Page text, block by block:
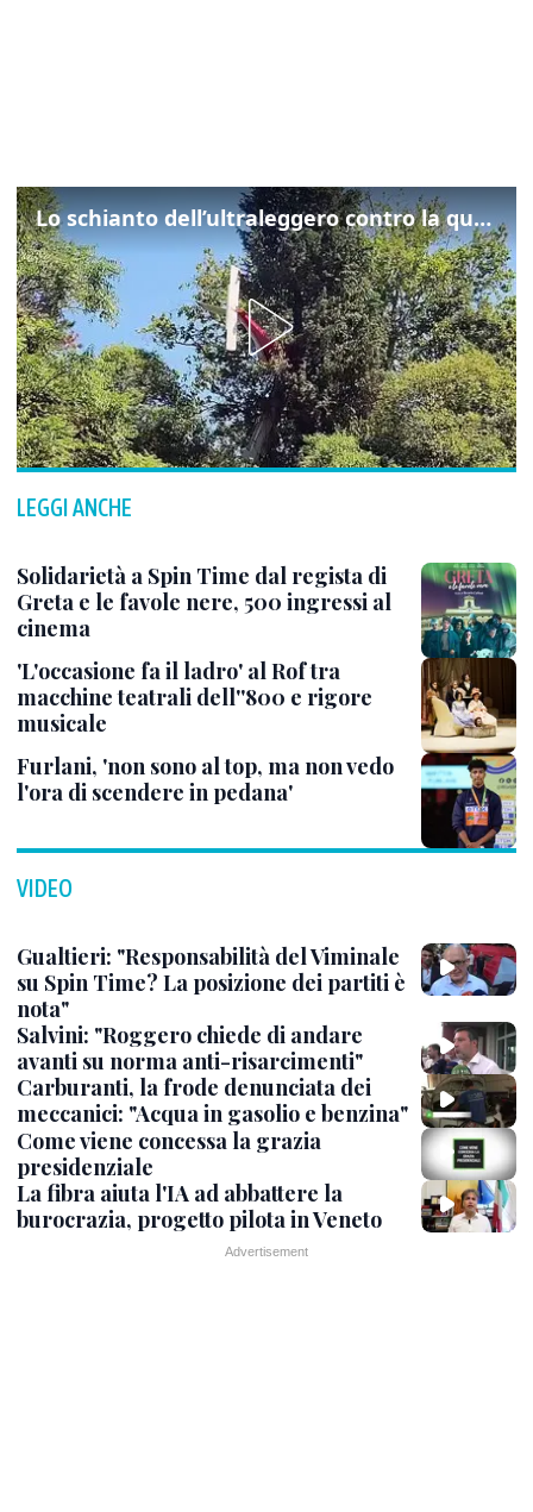
Lo schianto dell’ultraleggero contro la quercia: cosa è successo a Rivarotta
LEGGI ANCHE
Solidarietà a Spin Time dal regista di
Greta e le favole nere, 500 ingressi al
cinema
'L'occasione fa il ladro' al Rof tra
macchine teatrali dell''800 e rigore
musicale
Furlani, 'non sono al top, ma non vedo
l'ora di scendere in pedana'
VIDEO
Gualtieri: "Responsabilità del Viminale
su Spin Time? La posizione dei partiti è
nota"
Salvini: "Roggero chiede di andare
avanti su norma anti-risarcimenti"
Carburanti, la frode denunciata dei
meccanici: "Acqua in gasolio e benzina"
Come viene concessa la grazia
presidenziale
La fibra aiuta l'IA ad abbattere la
burocrazia, progetto pilota in Veneto